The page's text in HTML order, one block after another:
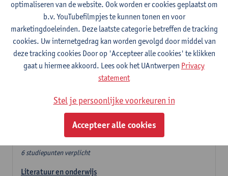
In de domeincomponent neem je 60 studiepunten op:
- 1 verplicht algemeen opleidingsonderdeel van 6 studiepunten,
- 24 of 30 studiepunten Nederlands en telkens minimum 6
studiepunten per deeldomein,
- 24 of 30 studiepunten theater- en filmwetenschap.
Verplicht algemeen opleidingsonderdeel
Deze 6 verplichte studiepunten tellen mee in de
domeincomponent van een van de gekozen talen.
Verplicht algemeen opleidingsonderdeel
6 studiepunten verplicht
Literatuur en onderwijs
optimaliseren van de website. Ook worden er cookies geplaatst om
b.v. YouTubefilmpjes te kunnen tonen en voor
marketingdoeleinden. Deze laatste categorie betreffen de tracking
cookies. Uw internetgedrag kan worden gevolgd door middel van
deze tracking cookies Door op 'Accepteer alle cookies' te klikken
gaat u hiermee akkoord. Lees ook het UAntwerpen Privacy
statement
Stel je persoonlijke voorkeuren in
Accepteer alle cookies